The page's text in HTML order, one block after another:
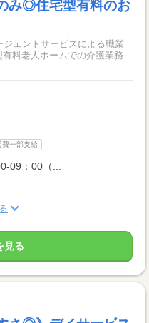
み◎住宅型有料のお
ェントサービスによる職業
料老人ホームでの介護業務
費一部支給
09：00（...
見る